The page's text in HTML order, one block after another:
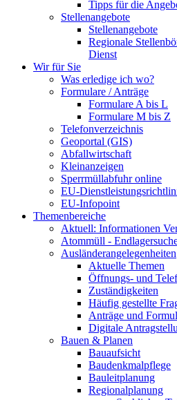
Tipps für die
Stellenangebote
Stellenangebote
Regionale
Dienst
Wir für Sie
Was erledige ich wo?
Formulare / Anträge
Formulare A bis L
Formulare M bis Z
Telefonverzeichnis
Geoportal (GIS)
Abfallwirtschaft
Kleinanzeigen
Sperrmüllabfuhr online
EU-
EU-Infopoint
Themenbereiche
Aktuell: Informationen
Atommüll -
Ausländerangelegenheiten
Aktuelle Themen
Öffnungs- und
Zuständigkeiten
Häufig gestellte
Anträge und
Digitale
Bauen & Planen
Bauaufsicht
Baudenkmalpflege
Bauleitplanung
Regionalplanung